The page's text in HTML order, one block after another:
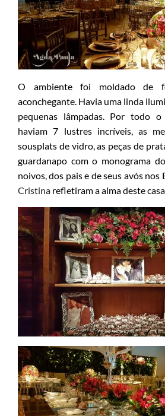
O ambiente foi moldado de
aconchegante. Havia uma linda
pequenas lâmpadas. Por todo o
haviam 7 lustres incríveis, as
sousplats de vidro, as peças de
guardanapo com o monograma
noivos, dos pais e de seus avós nos
Cristina refletiram a alma deste